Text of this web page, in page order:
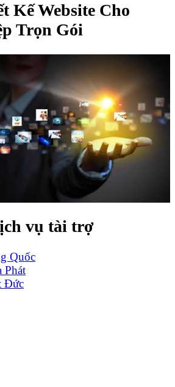
Kế Website Cho
Trọn Gói
vụ tài trợ
Quốc
Phát
Đức